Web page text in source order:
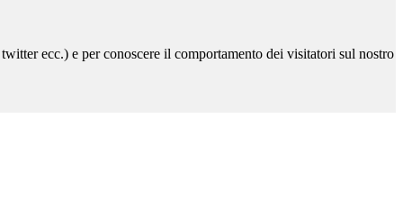
ecc.) e per conoscere il comportamento dei visitatori sul nostro